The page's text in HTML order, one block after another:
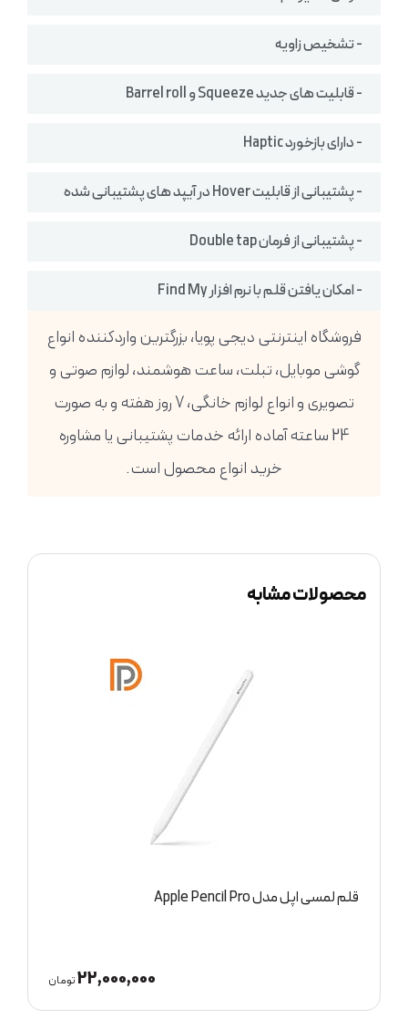
- تشخیص زاویه
- قابلیت های جدید Squeeze و Barrel roll
- دارای بازخورد Haptic
- پشتیبانی از قابلیت Hover در آیپد های پشتیبانی شده
- پشتیبانی از فرمان Double tap
- امکان یافتن قلم با نرم افزار Find My
فروشگاه اینترنتی دیجی پویا، بزرگترین واردکننده انواع
گوشی موبایل، تبلت، ساعت هوشمند، لوازم صوتی و
تصویری و انواع لوازم خانگی، 7 روز هفته و به صورت
24 ساعته آماده ارائه خدمات پشتیبانی یا مشاوره
خرید انواع محصول است.
محصولات مشابه
قلم لمسی شیائومی مدل Redmi Smart Pen
9,000,000